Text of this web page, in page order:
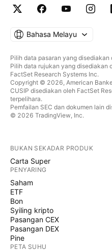
Bahasa Melayu
Pilih data pasaran yang disediakan
Pilih data rujukan yang
FactSet Research Systems Inc.
Copyright © 2026, American
CUSIP disediakan oleh FactSet
terpelihara.
Pemfailan SEC dan dokumen lain
© 2026 TradingView, Inc.
BUKAN SEKADAR PRODUK
Carta Super
PENYARING
Saham
ETF
Bon
Syiling kripto
Pasangan CEX
Pasangan DEX
Pine
PETA SUHU